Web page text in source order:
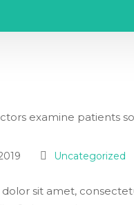
Uncategorized
sit amet,